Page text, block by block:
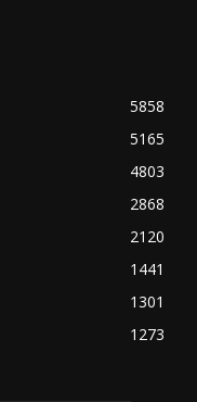
5858
5165
4803
2868
2120
1441
1301
1273